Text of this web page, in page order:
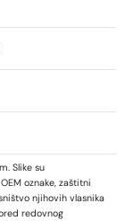
Slike su
oznake, zaštitni
njihovih vlasnika
redovnog